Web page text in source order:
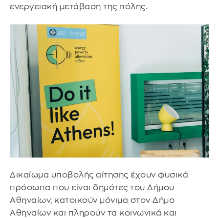
ενεργειακή μετάβαση της πόλης.
Δικαίωμα υποβολής αίτησης έχουν φυσικά
πρόσωπα που είναι δημότες του Δήμου
Αθηναίων, κατοικούν μόνιμα στον Δήμο
Αθηναίων και πληρούν τα κοινωνικά και